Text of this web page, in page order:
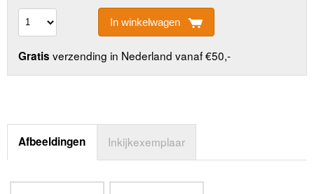
In winkelwagen
Gratis verzending in Nederland vanaf €50,-
Afbeeldingen Inkijkexemplaar